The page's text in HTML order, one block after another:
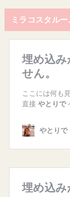
ミラコスタル